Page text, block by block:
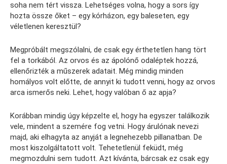
soha nem tért vissza. Lehetséges volna, hogy a sors így
hozta össze őket – egy kórházon, egy baleseten, egy
véletlenen keresztül?
Megpróbált megszólalni, de csak egy érthetetlen hang tört
fel a torkából. Az orvos és az ápolónő odaléptek hozzá,
ellenőrizték a műszerek adatait. Még mindig minden
homályos volt előtte, de annyit ki tudott venni, hogy az orvos
arca ismerős neki. Lehet, hogy valóban ő az apja?
Korábban mindig úgy képzelte el, hogy ha egyszer találkozik
vele, mindent a szemére fog vetni. Hogy árulónak nevezi
majd, aki elhagyta az anyját a legnehezebb pillanatban. De
most kiszolgáltatott volt. Tehetetlenül feküdt, még
megmozdulni sem tudott. Azt kívánta, bárcsak ez csak egy